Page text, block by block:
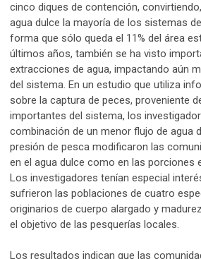
cinco diques de contención,
agua dulce la mayoría de los sistemas
forma que sólo queda el 11% del área
últimos años, también se ha visto
extracciones de agua, impactando aún
del sistema. En un estudio que utiliza
sobre la captura de peces, proveniente
importantes del sistema, los
combinación de un menor flujo de agua
presión de pesca modificaron las
en el agua dulce como en las porciones
Los investigadores tenían especial
sufrieron las poblaciones de cuatro
originarios de cuerpo alargado y
el objetivo de las pesquerías locales.
Los resultados indican que las